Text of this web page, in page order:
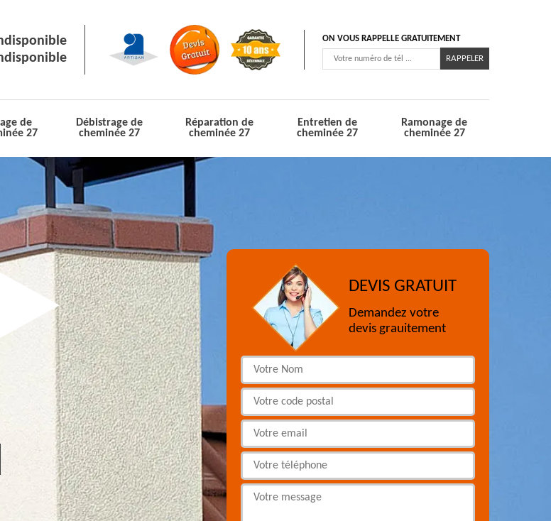
ON VOUS RAPPELLE GRATUITEMENT
de
27
Débistrage de
cheminée 27
Réparation de
cheminée 27
Entretien de
cheminée 27
Ramonage de
cheminée 27
DEVIS GRATUIT
Demandez votre
devis grauitement